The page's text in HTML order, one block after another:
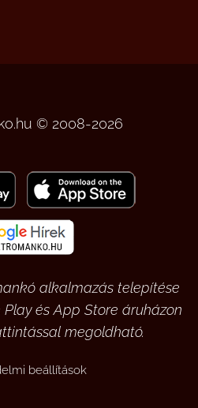
© 2008-2026
alkalmazás telepítése
és App Store áruházon
megoldható.
beállítások